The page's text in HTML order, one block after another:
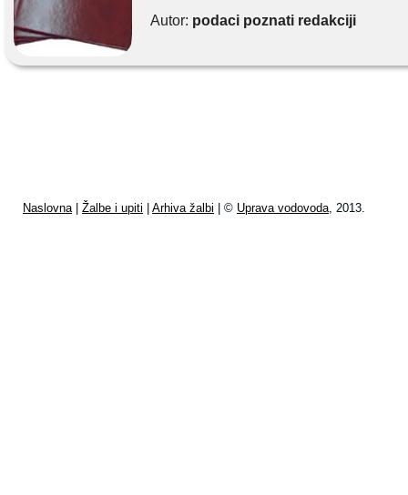
Autor: podaci poznati redakciji
Naslovna| Žalbe i upiti Arhiva žalbi | © Uprava vodovoda, 2013.